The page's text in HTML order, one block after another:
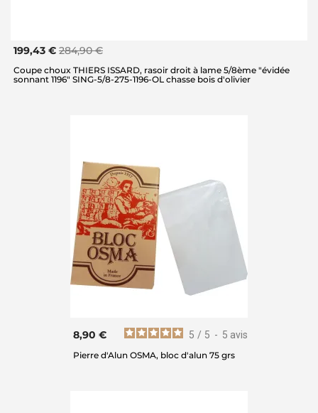
199,43 € 284,90 €
Coupe choux THIERS ISSARD, rasoir droit à lame 5/8ème "évidée
sonnant 1196" SING-5/8-275-1196-OL chasse bois d'olivier
5 / 5 - 5 avis
8,90 €
Pierre d'Alun OSMA, bloc d'alun 75 grs